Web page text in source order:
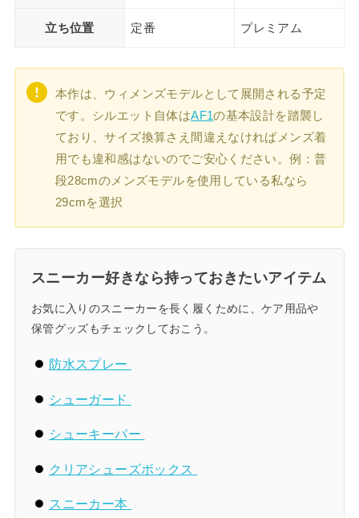
立ち位置 定番 プレミアム
本作は、ウィメンズモデルとして展開される予定
です。シルエット自体はAF1の基本設計を踏襲し
ており、サイズ換算さえ間違えなければメンズ着
用でも違和感はないのでご安心ください。例：普
段28cmのメンズモデルを使用している私なら
29cmを選択
スニーカー好きなら持っておきたいアイテム
お気に入りのスニーカーを長く履くために、ケア用品や
保管グッズもチェックしておこう。
防水スプレー
シューガード
シューキーパー
クリアシューズボックス
スニーカー本